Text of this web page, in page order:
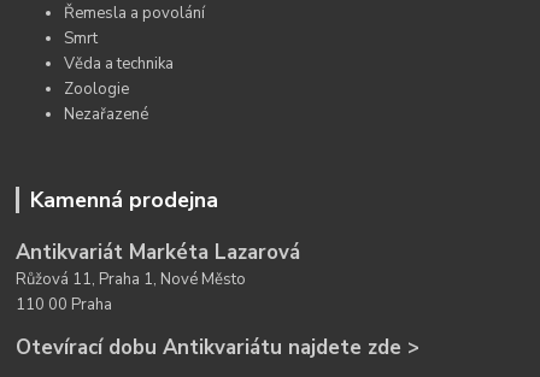
Řemesla a povolání
Smrt
Věda a technika
Zoologie
Nezařazené
Kamenná prodejna
Antikvariát Markéta Lazarová
Růžová 11, Praha 1, Nové Město
110 00 Praha
Otevírací dobu Antikvariátu najdete zde >